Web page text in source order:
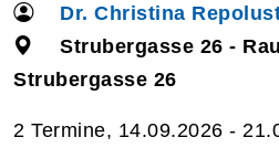
Dr. Christina
Strubergasse 26 -
Strubergasse 26
2 Termine, 14.09.2026 -